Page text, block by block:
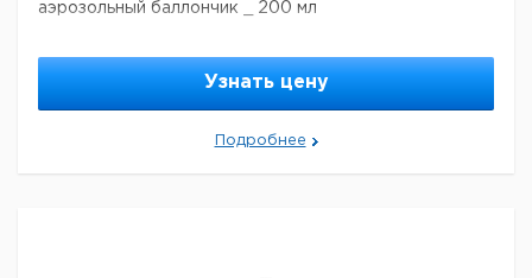
аэрозольный баллончик _ 200 мл
Узнать цену
Подробнее